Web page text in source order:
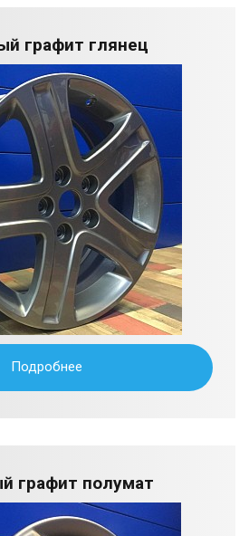
графит глянец
Подробнее
графит полумат